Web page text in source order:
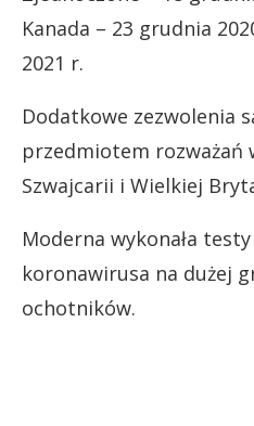
Kanada – 23 grudnia
2021 r.
Dodatkowe zezwolenia
przedmiotem rozważań
Szwajcarii i Wielkiej
Moderna wykonała
koronawirusa na dużej
ochotników.